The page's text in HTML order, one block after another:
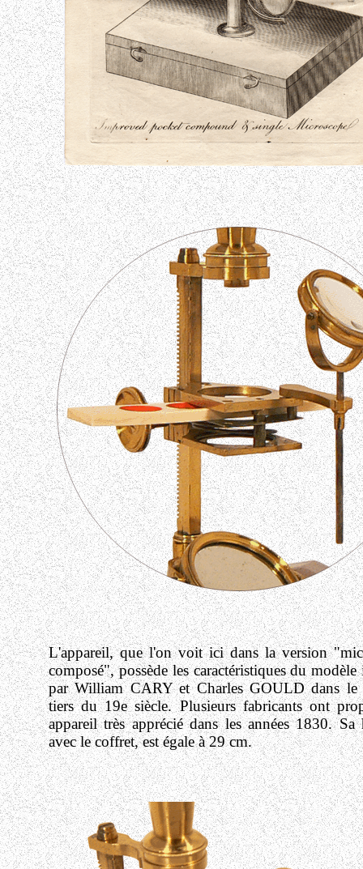
L'appareil, que l'on voit ici dans la version
composé", possède les caractéristiques du modèle
par William CARY et Charles GOULD dans le
tiers du 19e siècle. Plusieurs fabricants ont
appareil très apprécié dans les années 1830. Sa
avec le coffret, est égale à 29 cm.